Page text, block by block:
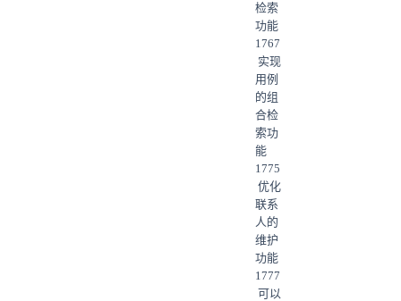
检索
功能
1767
实现
用例
的组
合检
索功
能
1775
优化
联系
人的
维护
功能
1777
可以